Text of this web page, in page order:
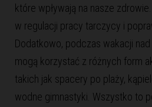
które wpływają na nasze
w regulacji pracy tarczycy i
Dodatkowo, podczas wakacji
mogą korzystać z różnych form
takich jak spacery po plaży,
wodne gimnastyki. Wszystko to